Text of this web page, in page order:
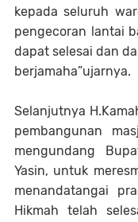
kepada seluruh
pengecoran lantai
dapat selesai dan
berjamaha”ujarnya.
Selanjutnya
pembangunan
mengundang
Yasin, untuk
menandatangai
Hikmah telah